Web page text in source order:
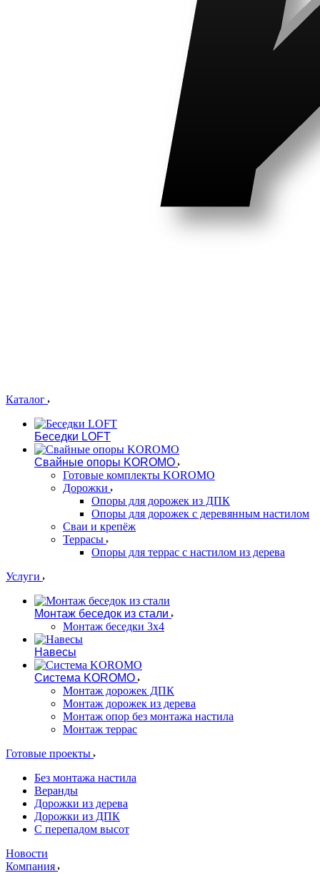
Каталог
Беседки LOFT
Свайные опоры KOROMO
Готовые комплекты KOROMO
Дорожки
Опоры для дорожек из ДПК
Опоры для дорожек с деревянным настилом
Сваи и крепёж
Террасы
Опоры для террас с настилом из дерева
Услуги
Монтаж беседок из стали
Монтаж беседки 3х4
Навесы
Система KOROMO
Монтаж дорожек ДПК
Монтаж дорожек из дерева
Монтаж опор без монтажа настила
Монтаж террас
Готовые проекты
Без монтажа настила
Веранды
Дорожки из дерева
Дорожки из ДПК
С перепадом высот
Новости
Компания